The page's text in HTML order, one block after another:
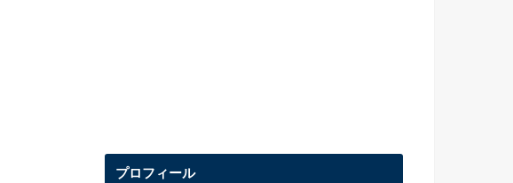
プロフィール